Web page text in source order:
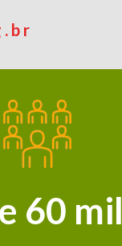
60 mil